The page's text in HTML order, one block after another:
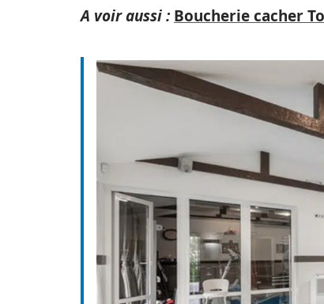
A voir aussi : Boucherie cacher